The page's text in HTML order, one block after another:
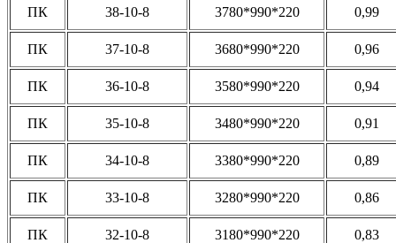
ПК 38-10-8 3780*990*220 0,99
ПК 37-10-8 3680*990*220 0,96
ПК 36-10-8 3580*990*220 0,94
ПК 35-10-8 3480*990*220 0,91
ПК 34-10-8 3380*990*220 0,89
ПК 33-10-8 3280*990*220 0,86
ПК 32-10-8 3180*990*220 0,83